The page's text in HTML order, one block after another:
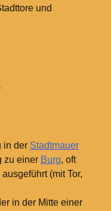
und
in der Stadtmauer
zu einer Burg, oft
ausgeführt (mit Tor,
in der Mitte einer